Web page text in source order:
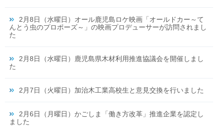
2月8日（水曜日）オール鹿児島ロケ映画「オールドカー～て
んとう虫のプロポーズ～」の映画プロデューサーが訪問されまし
た
2月8日（水曜日）鹿児島県木材利用推進協議会を開催しまし
た
2月7日（火曜日）加治木工業高校生と意見交換を行いました
2月6日（月曜日）かごしま「働き方改革」推進企業を認定し
ました